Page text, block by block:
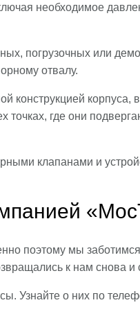
необходимое
погрузочных или
отвалу.
конструкцией
где они
клапанами и
поэтому мы
к нам снова и
Узнайте о них по